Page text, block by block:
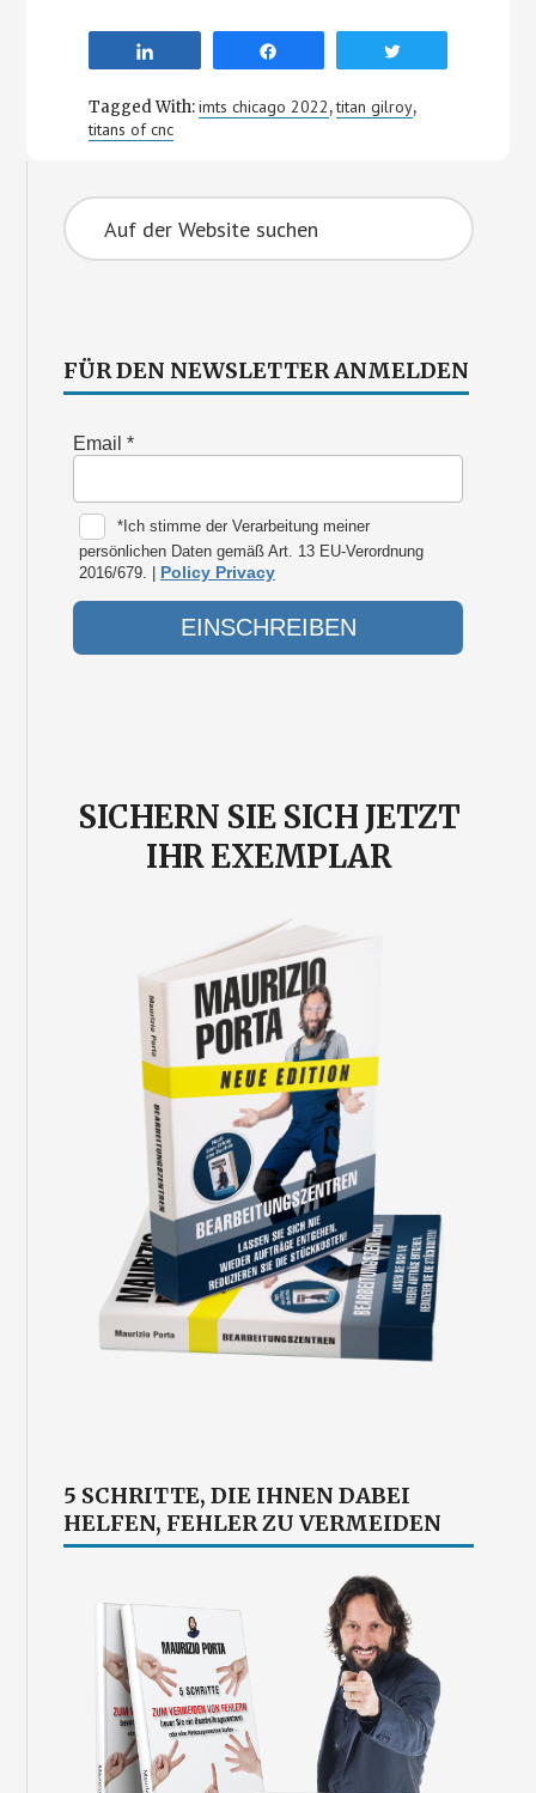
Tagged With:imts chicago 2022,titan gilroy,
titans of cnc
Primary
Sidebar
Auf
der
Website
FÜR DEN NEWSLETTER ANMELDEN
SICHERN SIE SICH JETZT
IHR EXEMPLAR
5 SCHRITTE, DIE IHNEN DABEI
HELFEN, FEHLER ZU VERMEIDEN